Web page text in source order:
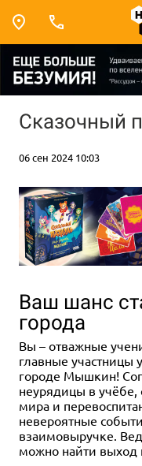
Сказочный
06 сен 2024 10:03
Ваш шанс
города
Вы – отважные
главные
городе Мышкин!
неурядицы в учёбе,
мира и
невероятные
взаимовыручке.
можно найти выход